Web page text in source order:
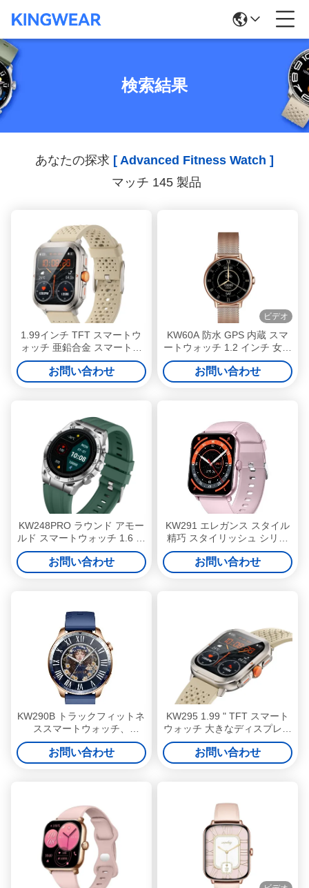
検索結果
あなたの探求 [ Advanced Fitness Watch ]
マッチ 145 製品
1.99インチ TFT スマートウ
ォッチ 亜鉛合金 スマートウ
ォッチ HDディスプレイ
お問い合わせ
ビデオ
KW60A 防水 GPS 内蔵 スマ
ートウォッチ 1.2 インチ 女性
用フィットネス・トラッカー
ウォッチ
お問い合わせ
KW248PRO ラウンド アモー
ルド スマートウォッチ 1.6 イ
ンチ 防水 スマートウォッチ
女性用
お問い合わせ
KW291 エレガンス スタイル
精巧 スタイリッシュ シリー
ズ コンパクト ファッション
スマートウォッチ
お問い合わせ
KW290B トラックフィットネ
ススマートウォッチ、
Bluetooth通話機能付き、1.43
インチAMOLEDディスプレ
イ、100以上のスポーツモー
お問い合わせ
KW295 1.99 " TFT スマート
ウォッチ 大きなディスプレイ
スリムフィットネストラッカ
ー スマートウォッチ 大きな
画面
お問い合わせ